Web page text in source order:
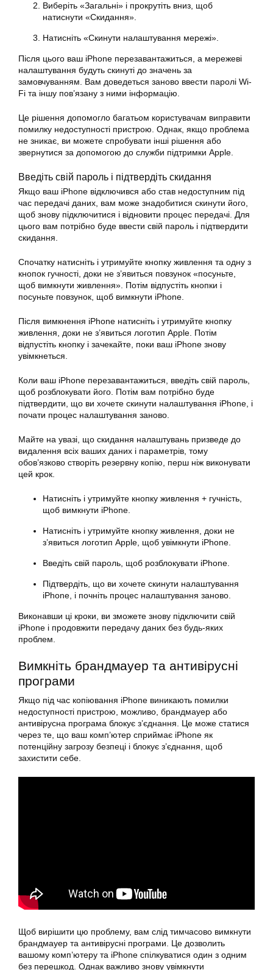
Виберіть «Загальні» і прокрутіть вниз, щоб
натиснути «Скидання».
Натисніть «Скинути налаштування мережі».
Після цього ваш iPhone перезавантажиться, а мережеві
налаштування будуть скинуті до значень за
замовчуванням. Вам доведеться заново ввести паролі Wi-
Fi та іншу пов’язану з ними інформацію.
Це рішення допомогло багатьом користувачам виправити
помилку недоступності пристрою. Однак, якщо проблема
не зникає, ви можете спробувати інші рішення або
звернутися за допомогою до служби підтримки Apple.
Введіть свій пароль і підтвердіть скидання
Якщо ваш iPhone відключився або став недоступним під
час передачі даних, вам може знадобитися скинути його,
щоб знову підключитися і відновити процес передачі. Для
цього вам потрібно буде ввести свій пароль і підтвердити
скидання.
Спочатку натисніть і утримуйте кнопку живлення та одну з
кнопок гучності, доки не з’явиться повзунок «посуньте,
щоб вимкнути живлення». Потім відпустіть кнопки і
посуньте повзунок, щоб вимкнути iPhone.
Після вимкнення iPhone натисніть і утримуйте кнопку
живлення, доки не з’явиться логотип Apple. Потім
відпустіть кнопку і зачекайте, поки ваш iPhone знову
увімкнеться.
Коли ваш iPhone перезавантажиться, введіть свій пароль,
щоб розблокувати його. Потім вам потрібно буде
підтвердити, що ви хочете скинути налаштування iPhone, і
почати процес налаштування заново.
Майте на увазі, що скидання налаштувань призведе до
видалення всіх ваших даних і параметрів, тому
обов’язково створіть резервну копію, перш ніж виконувати
цей крок.
Натисніть і утримуйте кнопку живлення + гучність,
щоб вимкнути iPhone.
Натисніть і утримуйте кнопку живлення, доки не
з’явиться логотип Apple, щоб увімкнути iPhone.
Введіть свій пароль, щоб розблокувати iPhone.
Підтвердіть, що ви хочете скинути налаштування
iPhone, і почніть процес налаштування заново.
Виконавши ці кроки, ви зможете знову підключити свій
iPhone і продовжити передачу даних без будь-яких
проблем.
Вимкніть брандмауер та антивірусні
програми
Якщо під час копіювання iPhone виникають помилки
недоступності пристрою, можливо, брандмауер або
антивірусна програма блокує з’єднання. Це може статися
через те, що ваш комп’ютер сприймає iPhone як
потенційну загрозу безпеці і блокує з’єднання, щоб
захистити себе.
Щоб вирішити цю проблему, вам слід тимчасово вимкнути
брандмауер та антивірусні програми. Це дозволить
вашому комп’ютеру та iPhone спілкуватися один з одним
без перешкод. Однак важливо знову увімкнути